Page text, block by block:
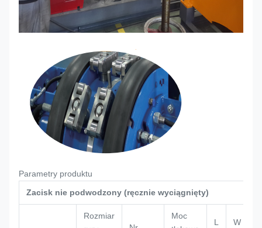
Parametry produktu
Zacisk nie podwodzony (ręcznie wyciągnięty)
Rozmiar
Moc
L W